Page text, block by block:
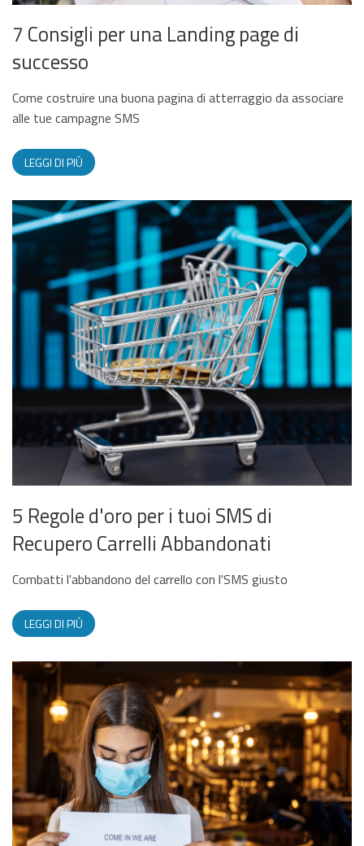
7 Consigli per una Landing page di
successo
Come costruire una buona pagina di atterraggio da associare
alle tue campagne SMS
LEGGI DI PIÙ
5 Regole d'oro per i tuoi SMS di
Recupero Carrelli Abbandonati
Combatti l'abbandono del carrello con l'SMS giusto
LEGGI DI PIÙ